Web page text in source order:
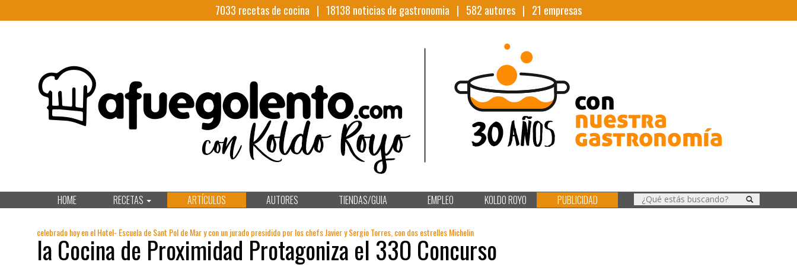
7033 recetas de cocina | 18138 noticias de gastronomia | 582 autores | 21 empresas
HOME RECETAS ARTÍCULOS AUTORES TIENDAS/GUIA EMPLEO KOLDO ROYO PUBLICIDAD
celebrado hoy en el Hotel- Escuela de Sant Pol de Mar y con un jurado presidido por los chefs Javier y Sergio Torres, con dos estrelles Michelin
la Cocina de Proximidad Protagoniza el 33O Concurso